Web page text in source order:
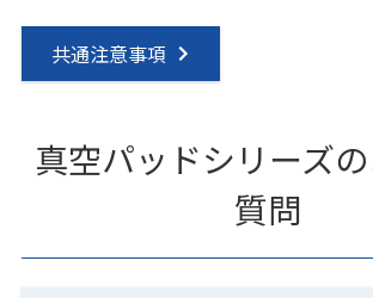
共通注意事項
真空パッドシリーズ
質問